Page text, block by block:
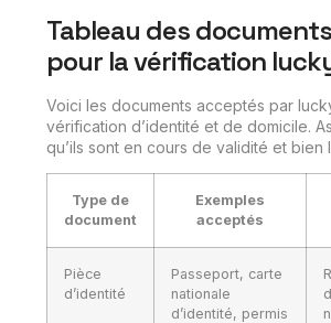
Tableau des
pour la vérification
Voici les documents acceptés par
vérification d’identité et de domicile.
qu’ils sont en cours de validité et bien
Type de
document
Exemples
acceptés
Pièce
d’identité
Passeport, carte
nationale
d’identité, permis